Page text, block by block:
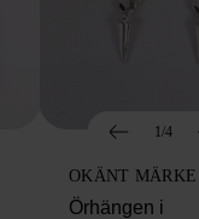
1/4
OKÄNT MÄRKE
Örhängen i